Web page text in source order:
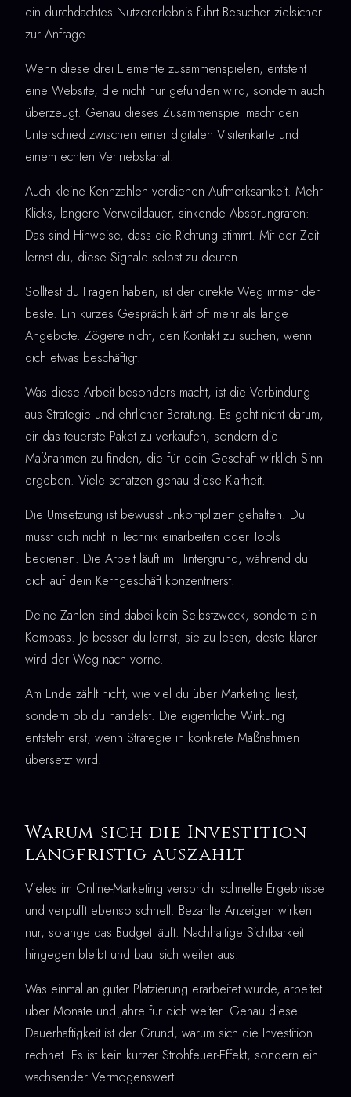
ein durchdachtes Nutzererlebnis führt Besucher zielsicher
zur Anfrage.
Wenn diese drei Elemente zusammenspielen, entsteht
eine Website, die nicht nur gefunden wird, sondern auch
überzeugt. Genau dieses Zusammenspiel macht den
Unterschied zwischen einer digitalen Visitenkarte und
einem echten Vertriebskanal.
Auch kleine Kennzahlen verdienen Aufmerksamkeit. Mehr
Klicks, längere Verweildauer, sinkende Absprungraten:
Das sind Hinweise, dass die Richtung stimmt. Mit der Zeit
lernst du, diese Signale selbst zu deuten.
Solltest du Fragen haben, ist der direkte Weg immer der
beste. Ein kurzes Gespräch klärt oft mehr als lange
Angebote. Zögere nicht, den Kontakt zu suchen, wenn
dich etwas beschäftigt.
Was diese Arbeit besonders macht, ist die Verbindung
aus Strategie und ehrlicher Beratung. Es geht nicht darum,
dir das teuerste Paket zu verkaufen, sondern die
Maßnahmen zu finden, die für dein Geschäft wirklich Sinn
ergeben. Viele schätzen genau diese Klarheit.
Die Umsetzung ist bewusst unkompliziert gehalten. Du
musst dich nicht in Technik einarbeiten oder Tools
bedienen. Die Arbeit läuft im Hintergrund, während du
dich auf dein Kerngeschäft konzentrierst.
Deine Zahlen sind dabei kein Selbstzweck, sondern ein
Kompass. Je besser du lernst, sie zu lesen, desto klarer
wird der Weg nach vorne.
Am Ende zählt nicht, wie viel du über Marketing liest,
sondern ob du handelst. Die eigentliche Wirkung
entsteht erst, wenn Strategie in konkrete Maßnahmen
übersetzt wird.
Warum sich die Investition
langfristig auszahlt
Vieles im Online-Marketing verspricht schnelle Ergebnisse
und verpufft ebenso schnell. Bezahlte Anzeigen wirken
nur, solange das Budget läuft. Nachhaltige Sichtbarkeit
hingegen bleibt und baut sich weiter aus.
Was einmal an guter Platzierung erarbeitet wurde, arbeitet
über Monate und Jahre für dich weiter. Genau diese
Dauerhaftigkeit ist der Grund, warum sich die Investition
rechnet. Es ist kein kurzer Strohfeuer-Effekt, sondern ein
wachsender Vermögenswert.